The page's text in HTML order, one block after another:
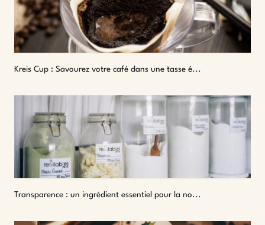
Kreis Cup : Savourez votre café dans une tasse é...
Transparence : un ingrédient essentiel pour la no...